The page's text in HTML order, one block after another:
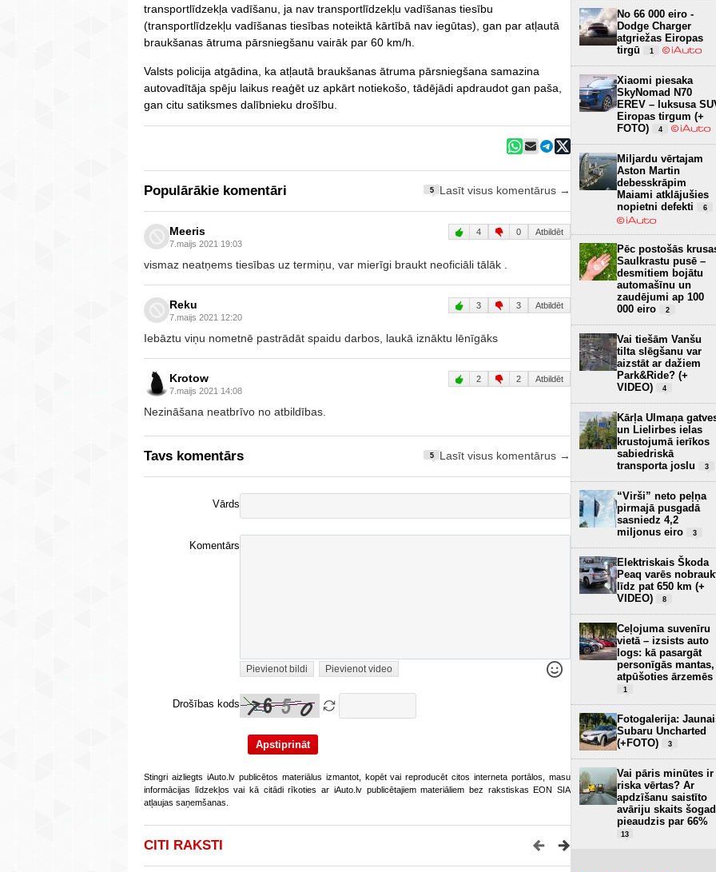
transportlīdzekļa vadīšanu, ja nav transportlīdzekļu vadīšanas tiesību
(transportlīdzekļu vadīšanas tiesības noteiktā kārtībā nav iegūtas), gan par atļautā
braukšanas ātruma pārsniegšanu vairāk par 60 km/h.
Valsts policija atgādina, ka atļautā braukšanas ātruma pārsniegšana samazina
autovadītāja spēju laikus reaģēt uz apkārt notiekošo, tādējādi apdraudot gan paša,
gan citu satiksmes dalībnieku drošību.
Populārākie komentāri 5 Lasīt visus komentārus →
Meeris
7.maijs 2021 19:03
4 0 Atbildēt
vismaz neatņems tiesības uz termiņu, var mierīgi braukt neoficiāli tālāk .
Reku
7.maijs 2021 12:20
3 3 Atbildēt
Iebāztu viņu nometnē pastrādāt spaidu darbos, laukā iznāktu lēnīgāks
Krotow
7.maijs 2021 14:08
2 2 Atbildēt
Nezināšana neatbrīvo no atbildības.
Tavs komentārs 5 Lasīt visus komentārus →
Vārds
Komentārs
Pievienot bildi Pievienot video
Drošības kods
Stingri aizliegts iAuto.lv publicētos materiālus izmantot, kopēt vai reproducēt citos interneta portālos, masu
informācijas līdzekļos vai kā citādi rīkoties ar iAuto.lv publicētajiem materiāliem bez rakstiskas EON SIA
atļaujas saņemšanas.
CITI RAKSTI
No 66 000 eiro -
Dodge Charger
atgriežas Eiropas
tirgū
1
Xiaomi piesaka
SkyNomad N70
EREV – luksusa
Eiropas tirgum (+
FOTO)
4
Miljardu vērtajam
Aston Martin
debesskrāpim
Maiami atklājušies
nopietni defekti
6
Pēc postošās
Saulkrastu pusē –
desmitiem bojātu
automašīnu un
zaudējumi ap 100
000 eiro
2
Vai tiešām Vanšu
tilta slēgšanu var
aizstāt ar dažiem
Park&Ride? (+
VIDEO)
4
Kārļa Ulmaņa
un Lielirbes ielas
krustojumā ierīkos
sabiedriskā
transporta joslu
3
“Virši” neto peļņa
pirmajā pusgadā
sasniedz 4,2
miljonus eiro
3
Elektriskais Škoda
Peaq varēs
līdz pat 650 km (+
VIDEO)
8
Ceļojuma suvenīru
vietā – izsists auto
logs: kā pasargāt
personīgās mantas,
atpūšoties ārzemēs
1
Fotogalerija:
Subaru Uncharted
(+FOTO)
3
Vai pāris minūtes ir
riska vērtas? Ar
apdzīšanu saistīto
avāriju skaits šogad
pieaudzis par 66%
13